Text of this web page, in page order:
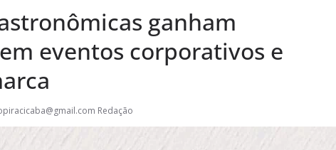
ganham
eventos corporativos e
Redação